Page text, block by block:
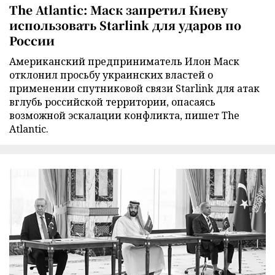
The Atlantic: Маск запретил Киеву
использовать Starlink для ударов по
России
Американский предприниматель Илон Маск
отклонил просьбу украинских властей о
применении спутниковой связи Starlink для атак
вглубь российской территории, опасаясь
возможной эскалации конфликта, пишет The
Atlantic.